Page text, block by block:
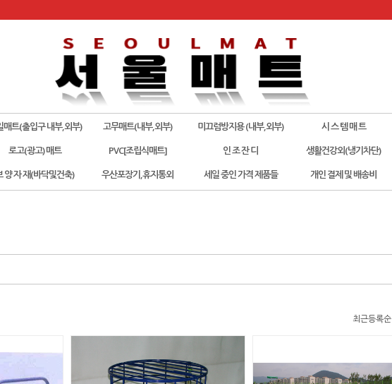
매트(출입구 내부,외부) 고무매트(내부,외부) 미끄럼방지용 (내부,외부) 시 스 템 매 트
로고(광고) 매트
PVC[조립식매트] 인 조 잔 디 생활건강외(냉기차단)
양 자 재(바닥및건축)
우산포장기,휴지통외 세일 중인 가격 제품들 개인 결제 및 배송비
최근등록순